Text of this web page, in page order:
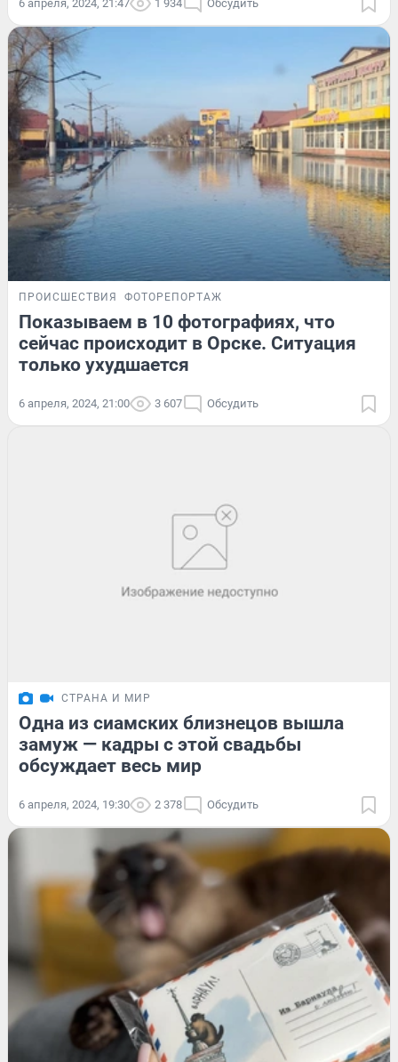
6 апреля, 2024, 21:47 1 934 Обсудить
ПРОИСШЕСТВИЯ ФОТОРЕПОРТАЖ
Показываем в 10 фотографиях, что
сейчас происходит в Орске. Ситуация
только ухудшается
6 апреля, 2024, 21:00 3 607 Обсудить
СТРАНА И МИР
Одна из сиамских близнецов вышла
замуж — кадры с этой свадьбы
обсуждает весь мир
6 апреля, 2024, 19:30 2 378 Обсудить